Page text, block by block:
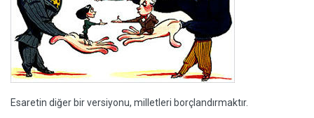
Esaretin diğer bir versiyonu, milletleri borçlandırmaktır.